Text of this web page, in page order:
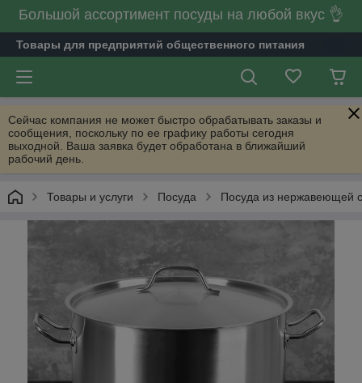
Большой ассортимент посуды на любой вкус 👌
Товары для предприятий общественного питания
Сейчас компания не может быстро обрабатывать заказы и
сообщения, поскольку по ее графику работы сегодня
выходной. Ваша заявка будет обработана в ближайший
рабочий день.
Товары и услуги Посуда Посуда из нержавеющей